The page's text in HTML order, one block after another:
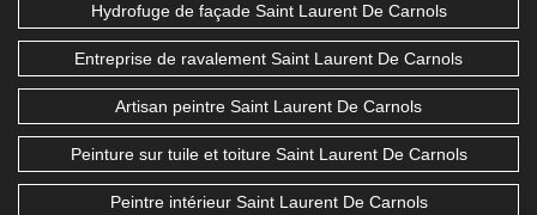
Hydrofuge de façade Saint Laurent De Carnols
Entreprise de ravalement Saint Laurent De Carnols
Artisan peintre Saint Laurent De Carnols
Peinture sur tuile et toiture Saint Laurent De Carnols
Peintre intérieur Saint Laurent De Carnols